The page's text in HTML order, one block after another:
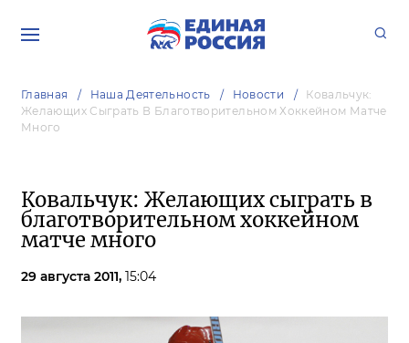
Главная Наша Деятельность Новости
Ковальчук:
Желающих Сыграть В Благотворительном Хоккейном Матче
Много
Ковальчук: Желающих сыграть в
благотворительном хоккейном
матче много
29 августа 2011, 15:04